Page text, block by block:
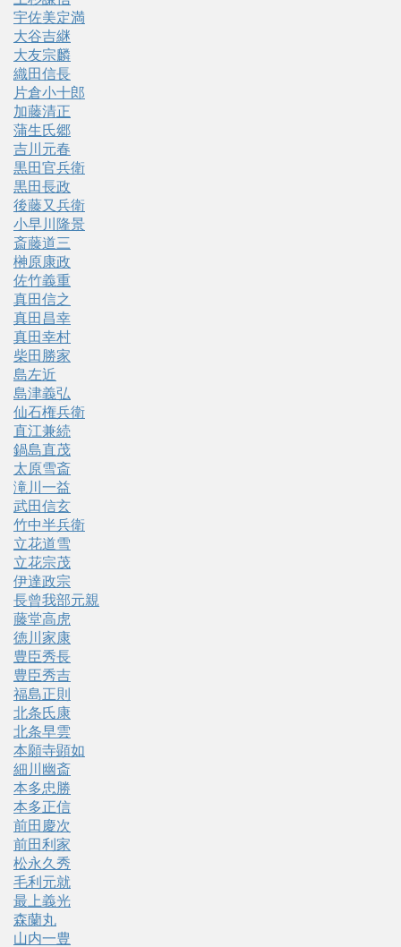
宇佐美定満
大谷吉継
大友宗麟
織田信長
片倉小十郎
加藤清正
蒲生氏郷
吉川元春
黒田官兵衛
黒田長政
後藤又兵衛
小早川隆景
斎藤道三
榊原康政
佐竹義重
真田信之
真田昌幸
真田幸村
柴田勝家
島左近
島津義弘
仙石権兵衛
直江兼続
鍋島直茂
太原雪斎
滝川一益
武田信玄
竹中半兵衛
立花道雪
立花宗茂
伊達政宗
長曾我部元親
藤堂高虎
徳川家康
豊臣秀長
豊臣秀吉
福島正則
北条氏康
北条早雲
本願寺顕如
細川幽斎
本多忠勝
本多正信
前田慶次
前田利家
松永久秀
毛利元就
最上義光
森蘭丸
山内一豊